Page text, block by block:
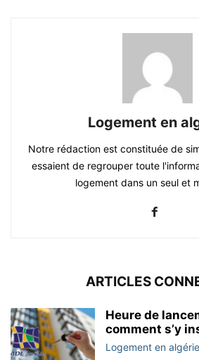
Logement en
Notre rédaction est constituée de
essaient de regrouper toute
logement dans un seul et
ARTICLES
Heure de
comment s’y
Logement en algérie